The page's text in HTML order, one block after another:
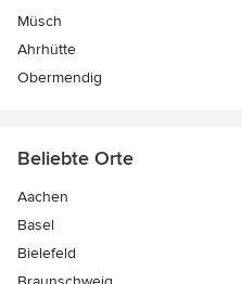
Müsch
Ahrhütte
Obermendig
Beliebte Orte
Aachen
Basel
Bielefeld